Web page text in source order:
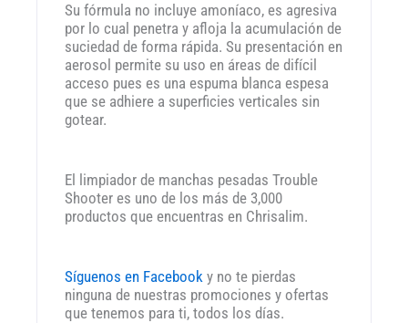
Su fórmula no incluye amoníaco, es agresiva
por lo cual penetra y afloja la acumulación de
suciedad de forma rápida. Su presentación en
aerosol permite su uso en áreas de difícil
acceso pues es una espuma blanca espesa
que se adhiere a superficies verticales sin
gotear.
El limpiador de manchas pesadas Trouble
Shooter es uno de los más de 3,000
productos que encuentras en Chrisalim.
Síguenos en Facebook y no te pierdas
ninguna de nuestras promociones y ofertas
que tenemos para ti, todos los días.